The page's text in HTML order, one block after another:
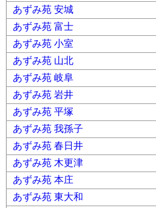
あずみ苑 安城
あずみ苑 富士
あずみ苑 小室
あずみ苑 山北
あずみ苑 岐阜
あずみ苑 岩井
あずみ苑 平塚
あずみ苑 我孫子
あずみ苑 春日井
あずみ苑 木更津
あずみ苑 本庄
あずみ苑 東大和